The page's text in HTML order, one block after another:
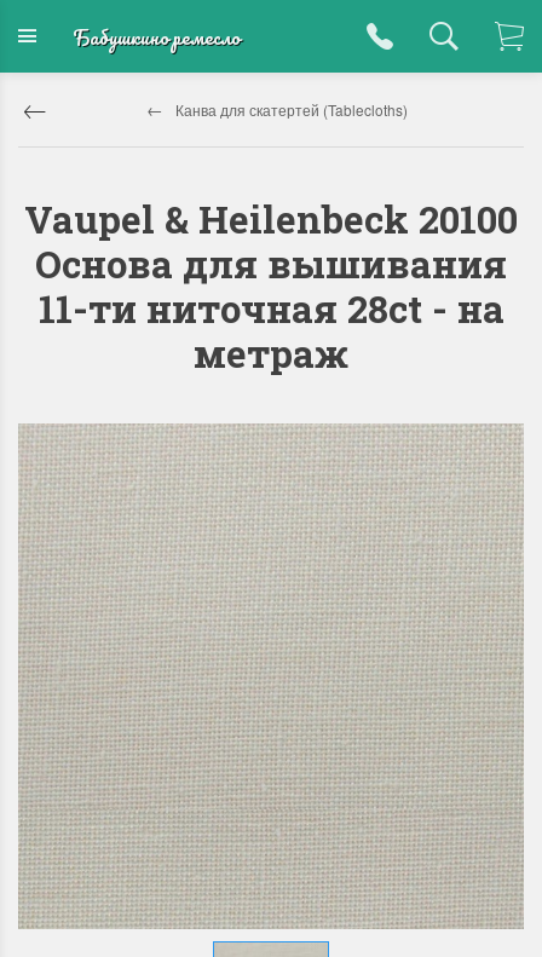
Бабушкино ремесло
Канва для скатертей (Tablecloths)
Vaupel & Heilenbeck 20100
Основа для вышивания
11-ти ниточная 28ct - на
метраж